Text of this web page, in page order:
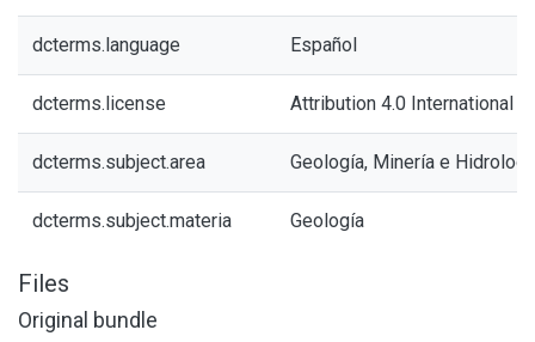
dcterms.language Español
dcterms.license Attribution 4.0 International
dcterms.subject.area Geología, Minería e
dcterms.subject.materia Geología
Files
Original bundle